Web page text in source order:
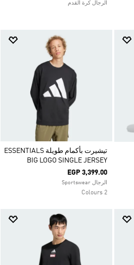
الرجال كرة القدم
تيشيرت بأكمام طويلة ESSENTIALS
BIG LOGO SINGLE JERSEY
EGP 3,399.00
الرجال Sportswear
2 Colours